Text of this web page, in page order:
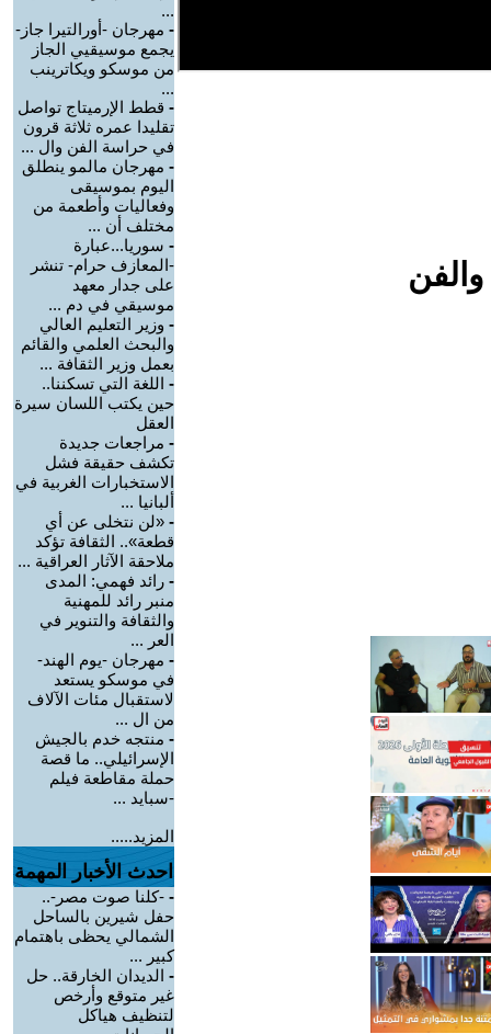
...
- مهرجان -أورالتيرا جاز-
يجمع موسيقيي الجاز
من موسكو ويكاترينب
...
- قطط الإرميتاج تواصل
تقليدا عمره ثلاثة قرون
في حراسة الفن وال ...
- مهرجان مالمو ينطلق
اليوم بموسيقى
وفعاليات وأطعمة من
مختلف أن ...
- سوريا...عبارة
-المعازف حرام- تنشر
على جدار معهد
موسيقي في دم ...
- وزير التعليم العالي
والبحث العلمي والقائم
بعمل وزير الثقافة ...
- اللغة التي تسكننا..
حين يكتب اللسان سيرة
العقل
- مراجعات جديدة
تكشف حقيقة فشل
الاستخبارات الغربية في
ألبانيا ...
- «لن نتخلى عن أي
قطعة».. الثقافة تؤكد
ملاحقة الآثار العراقية ...
- رائد فهمي: المدى
منبر رائد للمهنية
والثقافة والتنوير في
العر ...
- مهرجان -يوم الهند-
في موسكو يستعد
لاستقبال مئات الآلاف
من ال ...
- منتجه خدم بالجيش
الإسرائيلي.. ما قصة
حملة مقاطعة فيلم
-سبايد ...
المزيد.....
احدث الأخبار المهمة
- -كلنا صوت مصر-..
حفل شيرين بالساحل
الشمالي يحظى باهتمام
كبير ...
- الديدان الخارقة.. حل
غير متوقع وأرخص
لتنظيف هياكل